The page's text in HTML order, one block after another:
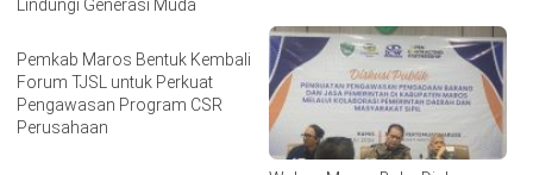
Lindungi Generasi Muda
Pemkab Maros Bentuk Kembali
Forum TJSL untuk Perkuat
Pengawasan Program CSR
Perusahaan